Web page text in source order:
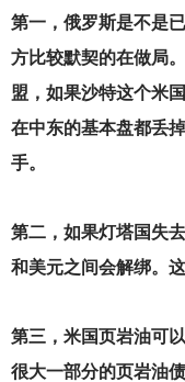
第一，俄罗斯是不是
方比较默契的在做局
盟，如果沙特这个米
在中东的基本盘都丢
手。
第二，如果灯塔国失
和美元之间会解绑。
第三，米国页岩油可
很大一部分的页岩油